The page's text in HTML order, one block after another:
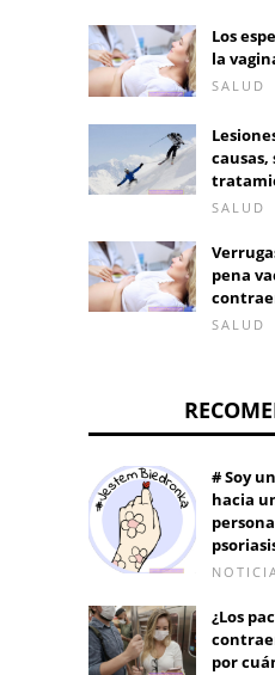
Los
la
SALUD
causas,
SALUD
pena
SALUD
# Soy
hacia
¿Los
por